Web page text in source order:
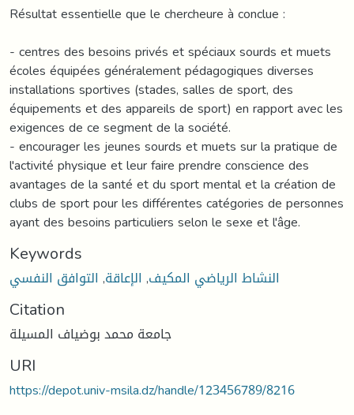
Résultat essentielle que le chercheure à conclue :
- centres des besoins privés et spéciaux sourds et muets
écoles équipées généralement pédagogiques diverses
installations sportives (stades, salles de sport, des
équipements et des appareils de sport) en rapport avec les
exigences de ce segment de la société.
- encourager les jeunes sourds et muets sur la pratique de
l'activité physique et leur faire prendre conscience des
avantages de la santé et du sport mental et la création de
clubs de sport pour les différentes catégories de personnes
ayant des besoins particuliers selon le sexe et l'âge.
Keywords
النشاط الرياضي المكيف, الإعاقة, التوافق النفسي
Citation
جامعة محمد بوضياف المسيلة
URI
https://depot.univ-msila.dz/handle/123456789/8216